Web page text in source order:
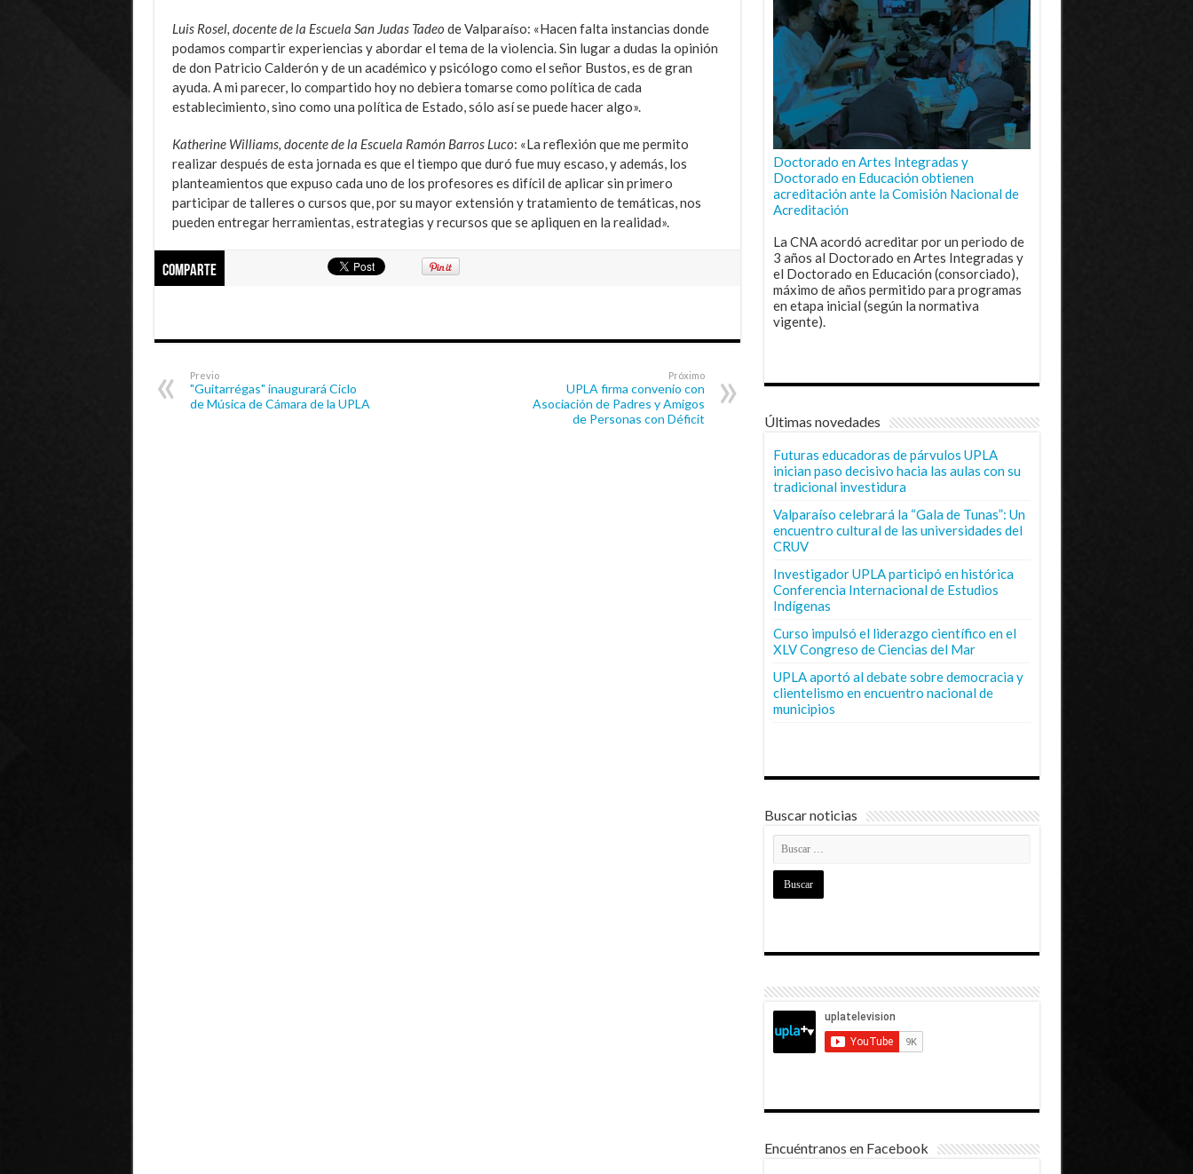
Luis Rosel, docente de la Escuela San Judas Tadeo de Valparaíso: «Hacen falta instancias donde
podamos compartir experiencias y abordar el tema de la violencia. Sin lugar a dudas la opinión
de don Patricio Calderón y de un académico y psicólogo como el señor Bustos, es de gran
ayuda. A mi parecer, lo compartido hoy no debiera tomarse como política de cada
establecimiento, sino como una política de Estado, sólo así se puede hacer algo».
Katherine Williams, docente de la Escuela Ramón Barros Luco: «La reflexión que me permito
realizar después de esta jornada es que el tiempo que duró fue muy escaso, y además, los
planteamientos que expuso cada uno de los profesores es difícil de aplicar sin primero
participar de talleres o cursos que, por su mayor extensión y tratamiento de temáticas, nos
pueden entregar herramientas, estrategias y recursos que se apliquen en la realidad».
Comparte
Previo
"Guitarrégas" inaugurará Ciclo
de Música de Cámara de la UPLA
Próximo
UPLA firma convenio con
Asociación de Padres y Amigos
de Personas con Déficit
Doctorado en Artes Integradas y
Doctorado en Educación obtienen
acreditación ante la Comisión Nacional de
Acreditación
La CNA acordó acreditar por un periodo de
3 años al Doctorado en Artes Integradas y
el Doctorado en Educación (consorciado),
máximo de años permitido para programas
en etapa inicial (según la normativa
vigente).
Últimas novedades
Futuras educadoras de párvulos UPLA
inician paso decisivo hacia las aulas con su
tradicional investidura
Valparaíso celebrará la “Gala de Tunas”: Un
encuentro cultural de las universidades del
CRUV
Investigador UPLA participó en histórica
Conferencia Internacional de Estudios
Indígenas
Curso impulsó el liderazgo científico en el
XLV Congreso de Ciencias del Mar
UPLA aportó al debate sobre democracia y
clientelismo en encuentro nacional de
municipios
Buscar noticias
Encuéntranos en Facebook